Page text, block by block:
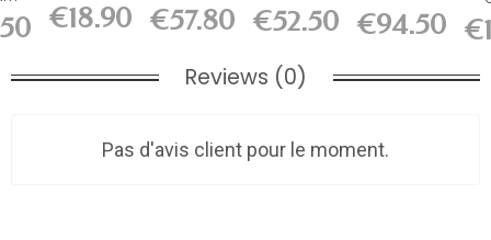
L200 x
H4.448...
€18.90
Purotouch
L200 x H2.1
x...
€57.80
Durofoam
L200 x H9.4
x...
€52.50
Purotouch
L200 x H14.4
x...
€94.50
Reviews (0)
Pas d'avis client pour le moment.